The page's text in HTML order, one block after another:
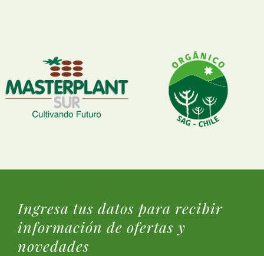
Ingresa tus datos para recibir
información de ofertas y
novedades